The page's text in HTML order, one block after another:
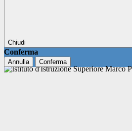
Chiudi
Conferma
Annulla Conferma